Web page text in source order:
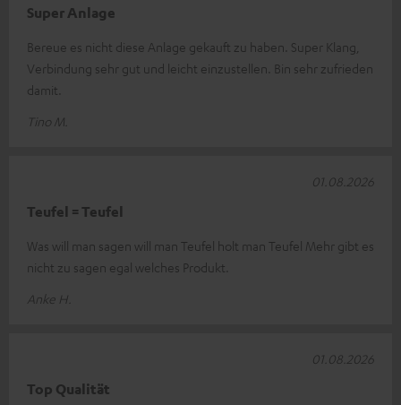
Super Anlage
Bereue es nicht diese Anlage gekauft zu haben. Super Klang,
Verbindung sehr gut und leicht einzustellen. Bin sehr zufrieden
damit.
Tino M.
Teufel = Teufel
Was will man sagen will man Teufel holt man Teufel Mehr gibt es
nicht zu sagen egal welches Produkt.
Anke H.
01.08.2026
Top Qualität
01.08.2026